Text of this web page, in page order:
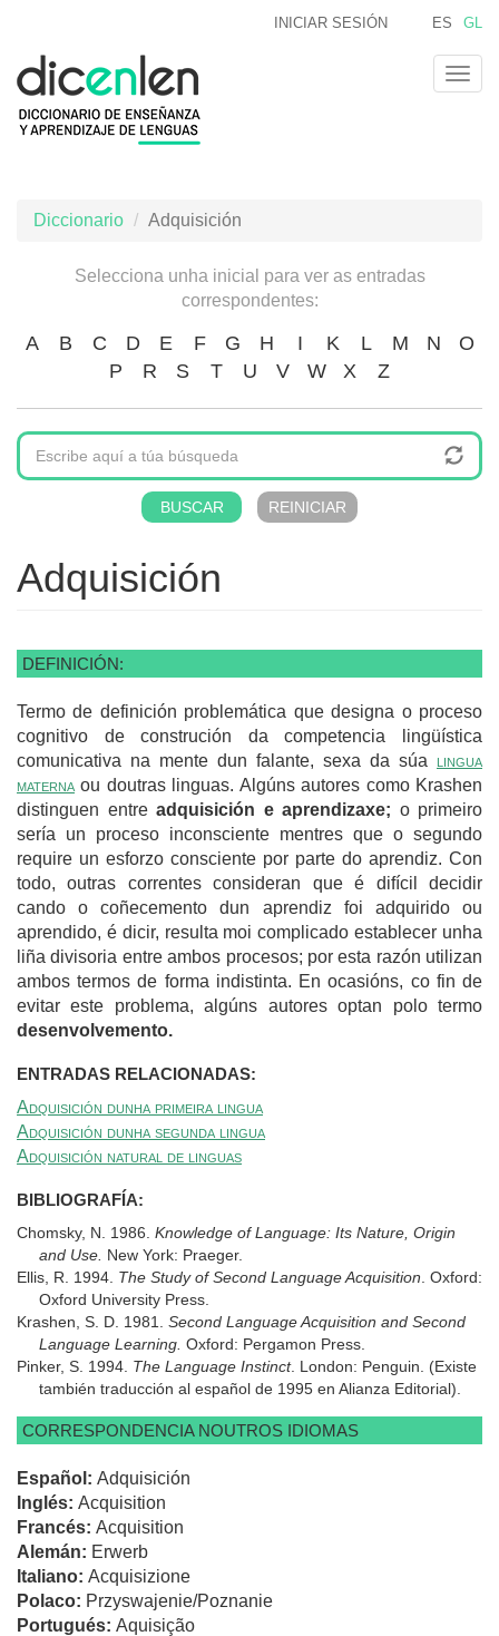
contido
principal
ES GL
INICIAR SESIÓN
Diccionario Adquisición
Selecciona unha inicial para ver as entradas
correspondentes:
A B C D E F G H I K L M N
O
P
R S T U V W X Z
Adquisición
DEFINICIÓN:
Termo de definición problemática que designa o proceso
cognitivo de construción da competencia lingüística
comunicativa na mente dun falante, sexa da súa lingua
materna ou doutras linguas. Algúns autores como Krashen
distinguen entre adquisición e aprendizaxe; o primeiro
sería un proceso inconsciente mentres que o segundo
require un esforzo consciente por parte do aprendiz. Con
todo, outras correntes consideran que é difícil decidir
cando o coñecemento dun aprendiz foi adquirido ou
aprendido, é dicir, resulta moi complicado establecer unha
liña divisoria entre ambos procesos; por esta razón utilizan
ambos termos de forma indistinta. En ocasións, co fin de
evitar este problema, algúns autores optan polo termo
desenvolvemento.
ENTRADAS RELACIONADAS:
Adquisición dunha primeira lingua
Adquisición dunha segunda lingua
Adquisición natural de linguas
BIBLIOGRAFÍA:
Chomsky, N. 1986. Knowledge of Language: Its Nature, Origin
and Use. New York: Praeger.
Ellis, R. 1994. The Study of Second Language Acquisition . Oxford:
Oxford University Press.
Krashen, S. D. 1981. Second Language Acquisition and Second
Language Learning. Oxford: Pergamon Press.
Pinker, S. 1994. The Language Instinct. London: Penguin. (Existe
también traducción al español de 1995 en Alianza Editorial).
CORRESPONDENCIA NOUTROS IDIOMAS
Español: Adquisición
Inglés: Acquisition
Francés: Acquisition
Alemán: Erwerb
Italiano: Acquisizione
Polaco: Przyswajenie/Poznanie
Portugués: Aquisição